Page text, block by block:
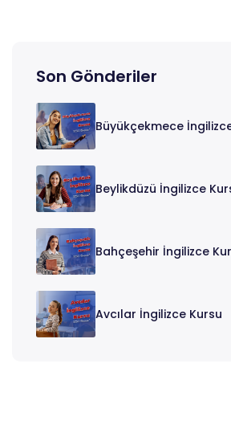
Son Gönderiler
Büyükçekmece
Beylikdüzü İngilizce
Bahçeşehir İngilizce
Avcılar İngilizce Kursu